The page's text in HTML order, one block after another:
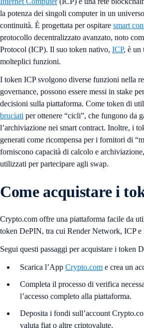
la potenza dei singoli computer in un
continuità. È progettata per ospitare smart
protocollo decentralizzato avanzato, noto
Protocol (ICP). Il suo token nativo, ICP, è un
molteplici funzioni.
I token ICP svolgono diverse funzioni nella
governance, possono essere messi in stake
decisioni sulla piattaforma. Come token di
bruciati per ottenere “cicli”, che fungono da
l’archiviazione nei smart contract. Inoltre, i
generati come ricompensa per i fornitori di
forniscono capacità di calcolo e
utilizzati per partecipare agli swap.
Come acquistare i
Crypto.com offre una piattaforma facile da
token DePIN, tra cui Render Network, ICP e
Segui questi passaggi per acquistare i token
Scarica l’App Crypto.com e crea un
Completa il processo di verifica
l’accesso completo alla piattaforma.
Deposita i fondi sull’account
valuta fiat o altre criptovalute.